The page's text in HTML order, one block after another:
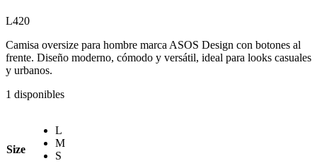
L420
Camisa oversize para hombre marca ASOS Design con botones al
frente. Diseño moderno, cómodo y versátil, ideal para looks casuales
y urbanos.
1 disponibles
Size
L
M
S